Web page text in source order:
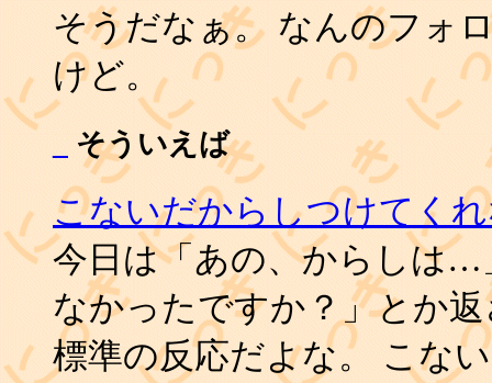
そうだなぁ。 なんのフォ
けど。
そういえば
こないだからしつけてく
今日は「あの、からしは…
なかったですか？」とか
標準の反応だよな。 こな